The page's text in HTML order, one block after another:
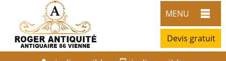
MENU
Devis gratuit